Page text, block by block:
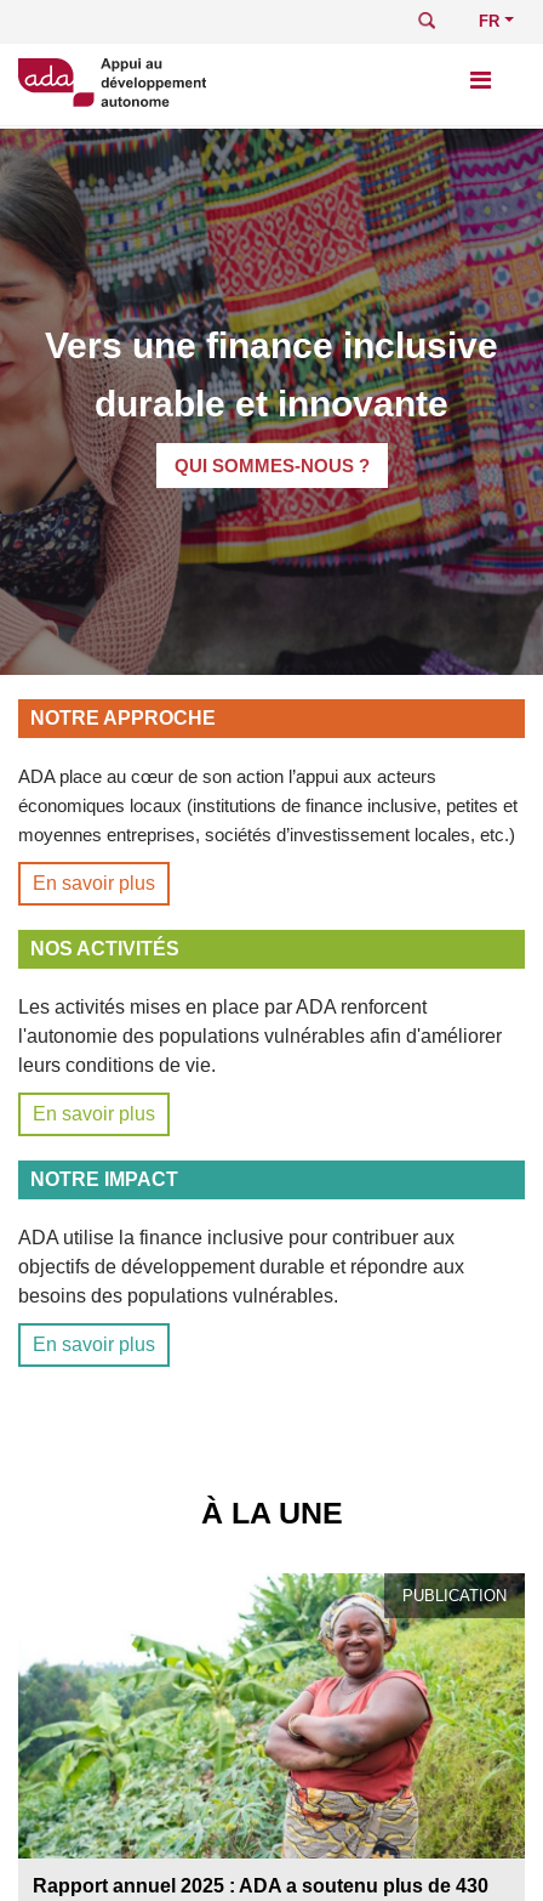
contenu
principal
Rechercher
Select
Vers une finance inclusive
durable et innovante
QUI SOMMES-NOUS ?
NOTRE APPROCHE
ADA place au cœur de son action l’appui aux acteurs
économiques locaux (institutions de finance inclusive, petites et
moyennes entreprises, sociétés d’investissement locales, etc.)
En savoir plus
NOS ACTIVITÉS
Les activités mises en place par ADA renforcent
l'autonomie des populations vulnérables afin d'améliorer
leurs conditions de vie.
En savoir plus
NOTRE IMPACT
ADA utilise la finance inclusive pour contribuer aux
objectifs de développement durable et répondre aux
besoins des populations vulnérables.
En savoir plus
À LA UNE
PUBLICATION
Rapport annuel 2025 : ADA a soutenu plus de 430